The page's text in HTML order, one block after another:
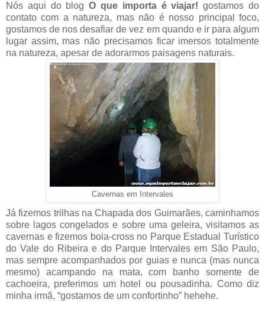
Nós aqui do blogO que importa é viajar! gostamos do
contato com a natureza, mas não é nosso principal foco,
gostamos de nos desafiar de vez em quando e ir para algum
lugar assim, mas não precisamos ficar imersos totalmente
na natureza, apesar de adorarmos paisagens naturais.
Cavernas em Intervales
Já fizemos trilhas na Chapada dos Guimarães, caminhamos
sobre lagos congelados e sobre uma geleira, visitamos as
cavernas e fizemos boia-cross no Parque Estadual Turístico
do Vale do Ribeira e do Parque Intervales em São Paulo,
mas sempre acompanhados por guias e nunca (mas nunca
mesmo) acampando na mata, com banho somente de
cachoeira, preferimos um hotel ou pousadinha. Como diz
minha irmã, “gostamos de um confortinho” hehehe.